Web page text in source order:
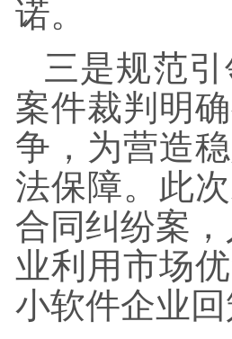
诺。
三是规范
案件裁判明
争，为营造
法保障。此
合同纠纷案
业利用市场
小软件企业